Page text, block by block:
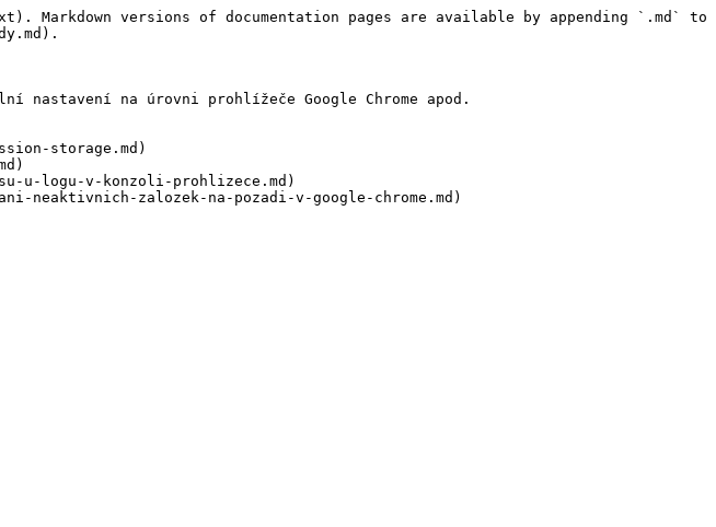
versions of documentation pages are available by appending `.md` to
nastavení na úrovni prohlížeče Google Chrome apod.
storage.md)
u-logu-v-konzoli-prohlizece.md)